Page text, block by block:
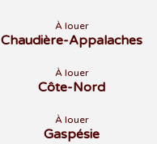
À louer
Chaudière-Appalaches
À louer
Côte-Nord
À louer
Gaspésie